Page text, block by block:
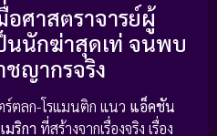
อศาสตราจารย์ผู้
นักฆ่าสุดเท่ จนพบ
ญากรจริง
ตลก-โรแมนติก แนว แอ็คชัน
มริกา ที่สร้างจากเรื่องจริง เรื่อง